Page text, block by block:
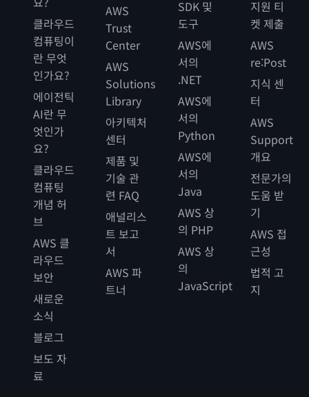
클라우드
컴퓨팅이
란 무엇
인가요?
에이전틱
AI란 무
엇인가
요?
클라우드
컴퓨팅
개념 허
브
AWS 클
라우드
보안
새로운
소식
블로그
보도 자
료
AWS
Trust
Center
AWS
Solutions
Library
아키텍처
센터
제품 및
기술 관
련 FAQ
애널리스
트 보고
서
AWS 파
트너
SDK 및
도구
AWS에
서의
.NET
AWS에
서의
Python
AWS에
서의
Java
AWS 상
의 PHP
AWS 상
의
JavaScript
지원 티
켓 제출
AWS
re:Post
지식 센
터
AWS
Support
개요
전문가의
도움 받
기
AWS 접
근성
법적 고
지